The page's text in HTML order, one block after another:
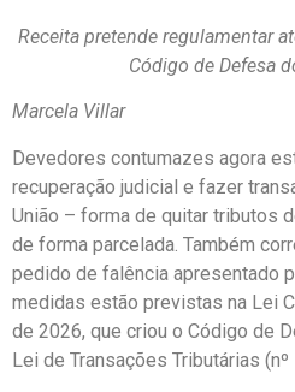
Receita pretende regulamentar
Código de Defesa
Marcela Villar
Devedores contumazes agora
recuperação judicial e fazer
União – forma de quitar tributos
de forma parcelada. Também
pedido de falência apresentado
medidas estão previstas na Lei
de 2026, que criou o Código de
Lei de Transações Tributárias (nº